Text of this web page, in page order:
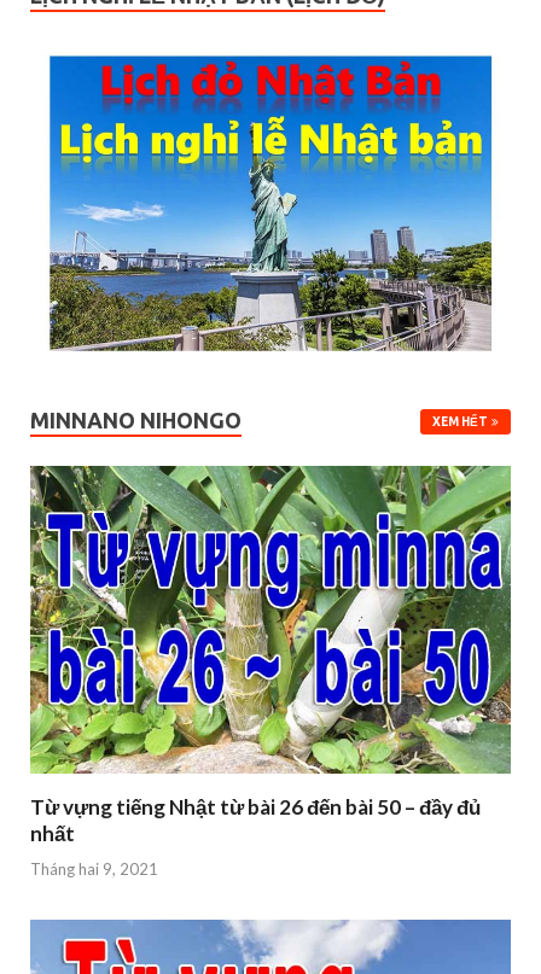
MINNANO NIHONGO XEM HẾT
Từ vựng tiếng Nhật từ bài 26 đến bài 50 – đầy đủ
nhất
Tháng hai 9, 2021